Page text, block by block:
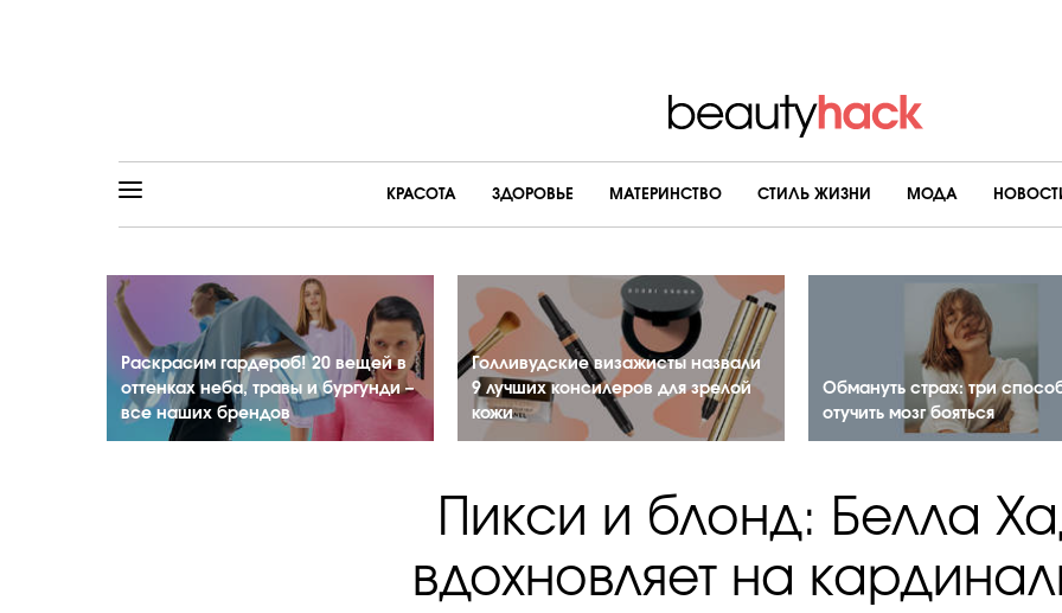
КРАСОТА ЗДОРОВЬЕ МАТЕРИНСТВО CТИЛЬ ЖИЗНИ МОДА
Раскрасим гардероб! 20 вещей в
оттенках неба, травы и бургунди –
все наших брендов
Голливудские визажисты назвали
9 лучших консилеров для зрелой
кожи
Обмануть страх: три
отучить мозг бояться
Пикси и блонд: Белла
вдохновляет на